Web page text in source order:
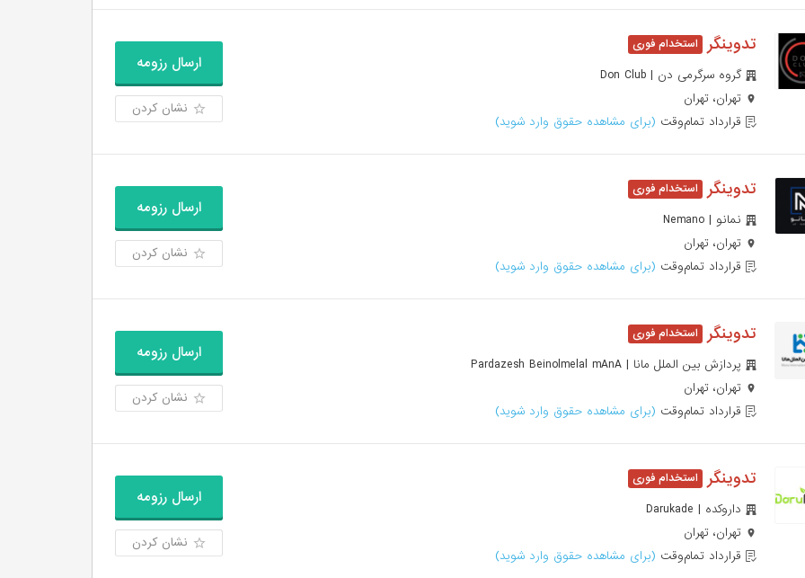
تدوینگر
گروه سرگرمی دن | Don Club
تهران، تهران
قرارداد تمام‌وقت (برای مشاهده حقوق وارد شوید)
ارسال رزومه
نشان کردن
تدوینگر
نمانو | Nemano
تهران، تهران
قرارداد تمام‌وقت (برای مشاهده حقوق وارد شوید)
ارسال رزومه
نشان کردن
تدوینگر
پردازش بین الملل مانا | Pardazesh Beinolmelal mAnA
تهران، تهران
قرارداد تمام‌وقت (برای مشاهده حقوق وارد شوید)
ارسال رزومه
نشان کردن
تدوینگر
داروکده | Darukade
تهران، تهران
قرارداد تمام‌وقت (برای مشاهده حقوق وارد شوید)
ارسال رزومه
نشان کردن